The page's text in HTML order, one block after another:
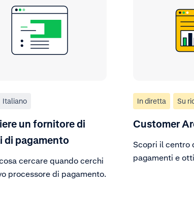
Italiano
un fornitore di
di pagamento
cercare quando cerchi
processore di pagamento.
In diretta Su
Customer
Scopri il centro
pagamenti e